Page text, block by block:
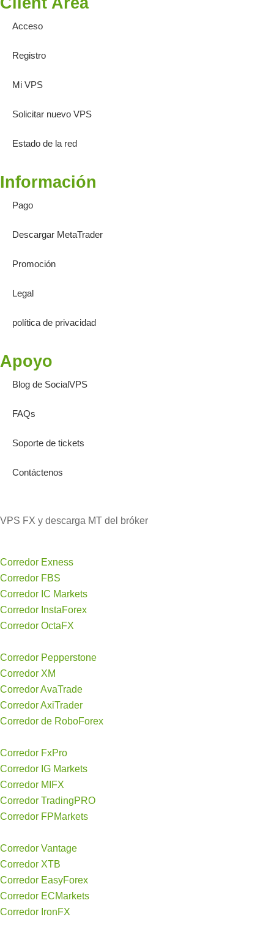
Acceso
Registro
Mi VPS
Solicitar nuevo VPS
Estado de la red
Información
Pago
Descargar MetaTrader
Promoción
Legal
política de privacidad
Apoyo
Blog de SocialVPS
FAQs
Soporte de tickets
Contáctenos
VPS FX y descarga MT del bróker
Corredor Exness
Corredor FBS
Corredor IC Markets
Corredor InstaForex
Corredor OctaFX
Corredor Pepperstone
Corredor XM
Corredor AvaTrade
Corredor AxiTrader
Corredor de RoboForex
Corredor FxPro
Corredor IG Markets
Corredor MIFX
Corredor TradingPRO
Corredor FPMarkets
Corredor Vantage
Corredor XTB
Corredor EasyForex
Corredor ECMarkets
Corredor IronFX